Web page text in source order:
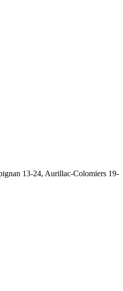
13-24, Aurillac-Colomiers 19-